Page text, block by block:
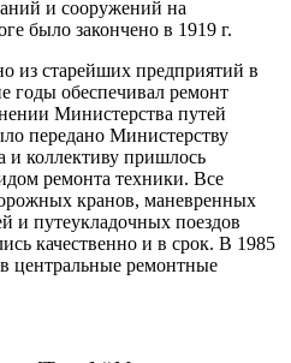
и сооружений на
было закончено в 1919 г.
из старейших предприятий в
годы обеспечивал ремонт
Министерства путей
передано Министерству
и коллективу пришлось
ремонта техники. Все
кранов, маневренных
и путеукладочных поездов
качественно и в срок. В 1985
центральные ремонтные